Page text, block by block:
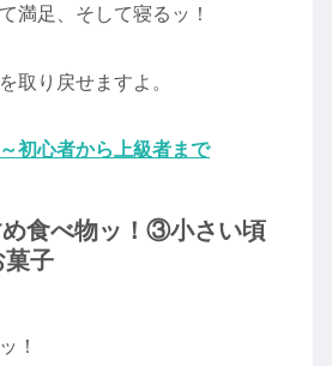
満足、そして寝るッ！
取り戻せますよ。
初心者から上級者まで
食べ物ッ！③小さい頃
菓子
！